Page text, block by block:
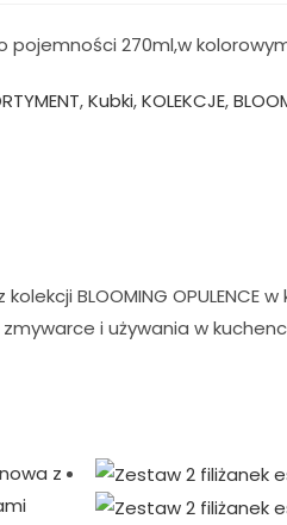
pojemności 270ml,w
,Kubki,KOLEKCJE,
BLOOMING OPULENCE
i używania w